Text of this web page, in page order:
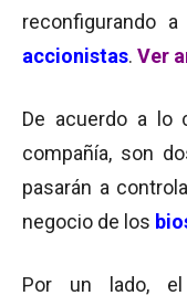
reconfigurando
accionistas. Ver
De acuerdo a lo
compañía, son
pasarán a
negocio de los
Por un lado, el